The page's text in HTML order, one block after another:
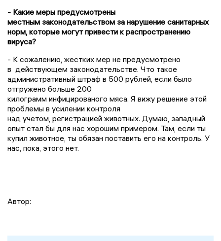
- Какие меры предусмотрены
местным законодательством за нарушение санитарных
норм, которые могут привести к распространению
вируса?
- К сожалению, жестких мер не предусмотрено
в действующем законодательстве. Что такое
административный штраф в 500 рублей, если было
отгружено больше 200
килограмм инфицированого мяса. Я вижу решение этой
проблемы в усилении контроля
над учетом, регистрацией животных. Думаю, западный
опыт стал бы для нас хорошим примером. Там, если ты
купил животное, ты обязан поставить его на контроль. У
нас, пока, этого нет.
Автор: